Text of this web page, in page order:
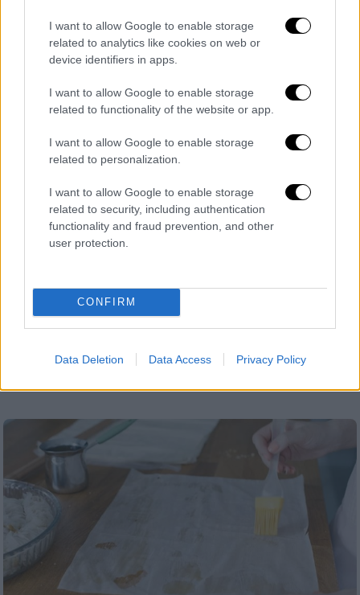
I want to allow Google to enable storage
related to analytics like cookies on web or
device identifiers in apps.
I want to allow Google to enable storage
related to functionality of the website or app.
I want to allow Google to enable storage
related to personalization.
I want to allow Google to enable storage
related to security, including authentication
functionality and fraud prevention, and other
user protection.
CONFIRM
Data Deletion Data Access Privacy Policy
Θεσσαλονίκη: Στο νοσοκομείο από
κομμάτι τυρόπιτας - Σωριάστηκε στον
δρόμο
Νοσηλεύεται σε ΜΕΘ στο Παπαγεωργίου